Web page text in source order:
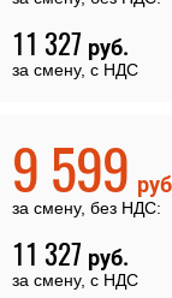
11 327 руб.
за смену, с НДС
9 599
за смену, без НДС:
11 327 руб.
за смену, с НДС